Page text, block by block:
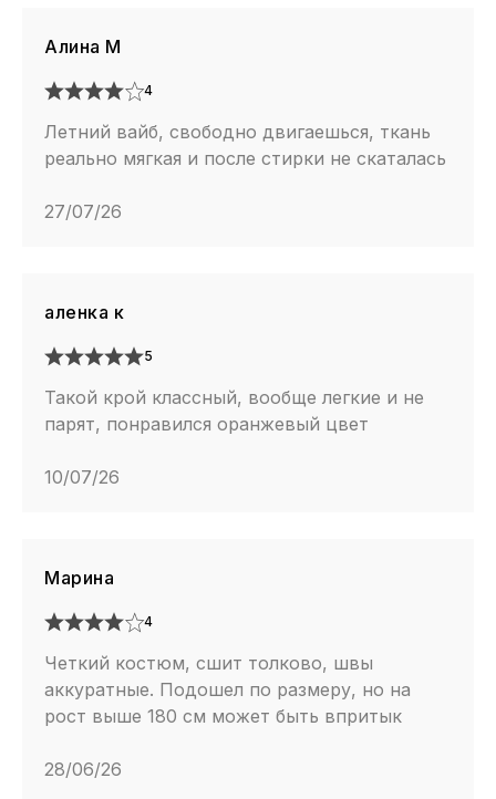
Алина М
4
Летний вайб, свободно двигаешься, ткань
реально мягкая и после стирки не скаталась
27/07/26
аленка к
5
Такой крой классный, вообще легкие и не
парят, понравился оранжевый цвет
10/07/26
Марина
4
Четкий костюм, сшит толково, швы
аккуратные. Подошел по размеру, но на
рост выше 180 см может быть впритык
28/06/26